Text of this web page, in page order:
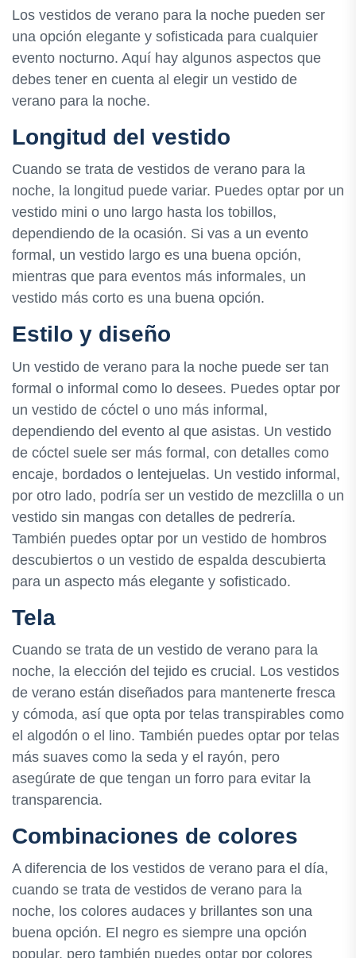
Los vestidos de verano para la noche pueden ser
una opción elegante y sofisticada para cualquier
evento nocturno. Aquí hay algunos aspectos que
debes tener en cuenta al elegir un vestido de
verano para la noche.
Longitud del vestido
Cuando se trata de vestidos de verano para la
noche, la longitud puede variar. Puedes optar por un
vestido mini o uno largo hasta los tobillos,
dependiendo de la ocasión. Si vas a un evento
formal, un vestido largo es una buena opción,
mientras que para eventos más informales, un
vestido más corto es una buena opción.
Estilo y diseño
Un vestido de verano para la noche puede ser tan
formal o informal como lo desees. Puedes optar por
un vestido de cóctel o uno más informal,
dependiendo del evento al que asistas. Un vestido
de cóctel suele ser más formal, con detalles como
encaje, bordados o lentejuelas. Un vestido informal,
por otro lado, podría ser un vestido de mezclilla o un
vestido sin mangas con detalles de pedrería.
También puedes optar por un vestido de hombros
descubiertos o un vestido de espalda descubierta
para un aspecto más elegante y sofisticado.
Tela
Cuando se trata de un vestido de verano para la
noche, la elección del tejido es crucial. Los vestidos
de verano están diseñados para mantenerte fresca
y cómoda, así que opta por telas transpirables como
el algodón o el lino. También puedes optar por telas
más suaves como la seda y el rayón, pero
asegúrate de que tengan un forro para evitar la
transparencia.
Combinaciones de colores
A diferencia de los vestidos de verano para el día,
cuando se trata de vestidos de verano para la
noche, los colores audaces y brillantes son una
buena opción. El negro es siempre una opción
popular, pero también puedes optar por colores